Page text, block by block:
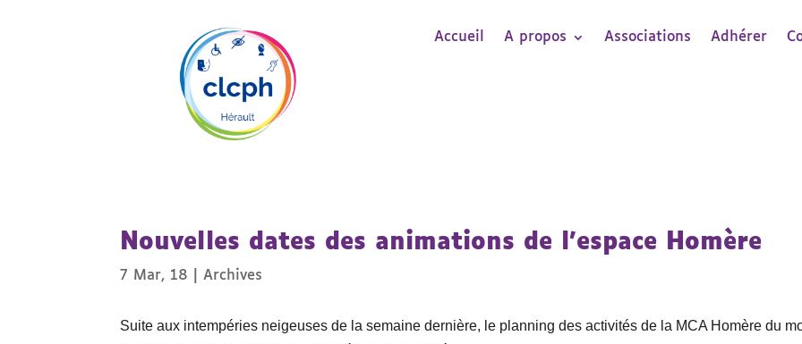
Accueil A propos Associations Adhérer
Nouvelles dates des animations de l’espace Homère
7 Mar, 18 |Archives
Suite aux intempéries neigeuses de la semaine dernière, le planning des activités de la MCA Homère du